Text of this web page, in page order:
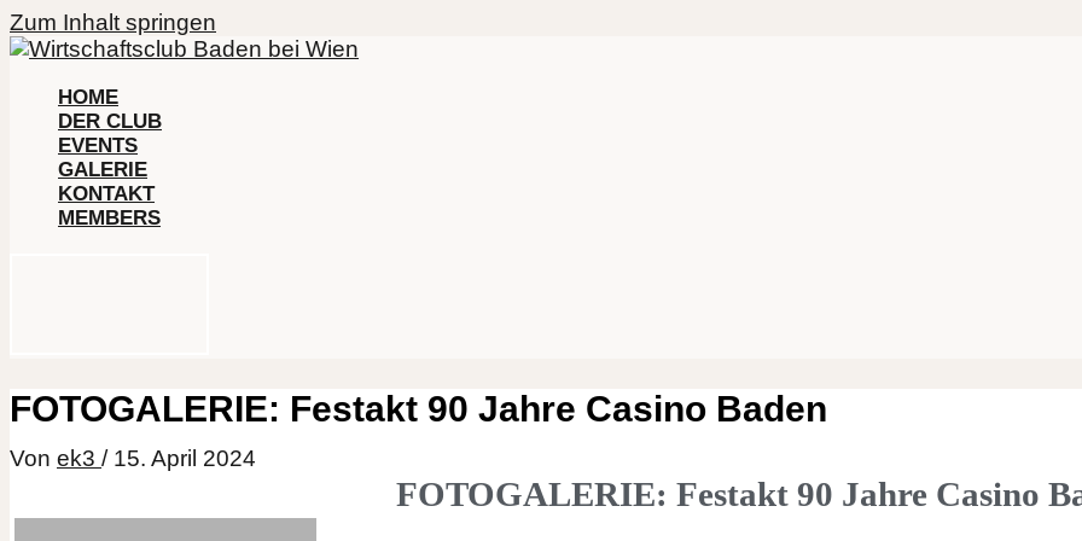
Zum Inhalt springen
HOME
DER CLUB
EVENTS
GALERIE
KONTAKT
MEMBERS
FOTOGALERIE: Festakt 90 Jahre Casino Baden
Von ek3 / 15. April 2024
FOTOGALERIE: Festakt 90 Jahre Casino